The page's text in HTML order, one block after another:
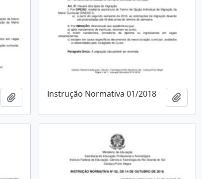
Add to clipboardInstrução Normativa 01/2018 Add